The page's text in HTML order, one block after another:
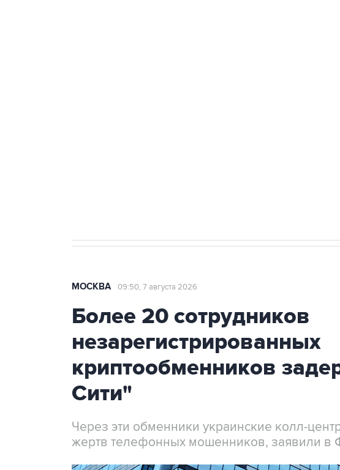
МОСКВА 09:50, 7 августа 2026
Более 20 сотрудников
незарегистрированных
криптообменников
Сити"
Через эти обменники украинские колл-
жертв телефонных мошенников, заявили в